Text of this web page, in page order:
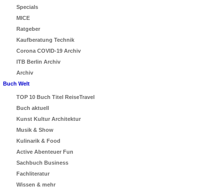
Specials
MICE
Ratgeber
Kaufberatung Technik
Corona COVID-19 Archiv
ITB Berlin Archiv
Archiv
Buch Welt
TOP 10 Buch Titel ReiseTravel
Buch aktuell
Kunst Kultur Architektur
Musik & Show
Kulinarik & Food
Active Abenteuer Fun
Sachbuch Business
Fachliteratur
Wissen & mehr